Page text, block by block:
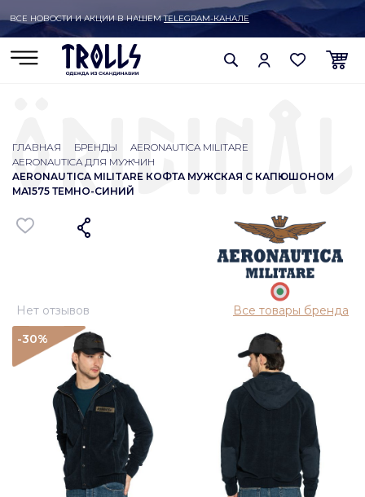
ВСЕ НОВОСТИ И АКЦИИ В НАШЕМTELEGRAM-КАНАЛЕ
ГЛАВНАЯ БРЕНДЫ
AERONAUTICA MILITARE
AERONAUTICA ДЛЯ МУЖЧИН
AERONAUTICA MILITARE КОФТА МУЖСКАЯ С КАПЮШОНОМ
MA1575 ТЕМНО-СИНИЙ
Нет отзывов
Все товары бренда
-30%